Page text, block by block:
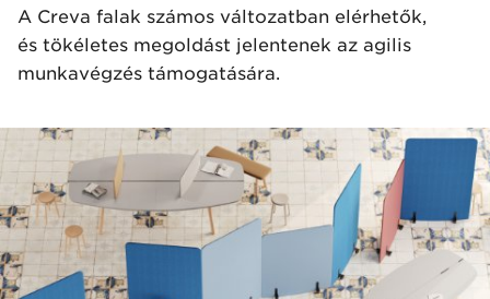
A Creva falak számos változatban elérhetők,
és tökéletes megoldást jelentenek az agilis
munkavégzés támogatására.